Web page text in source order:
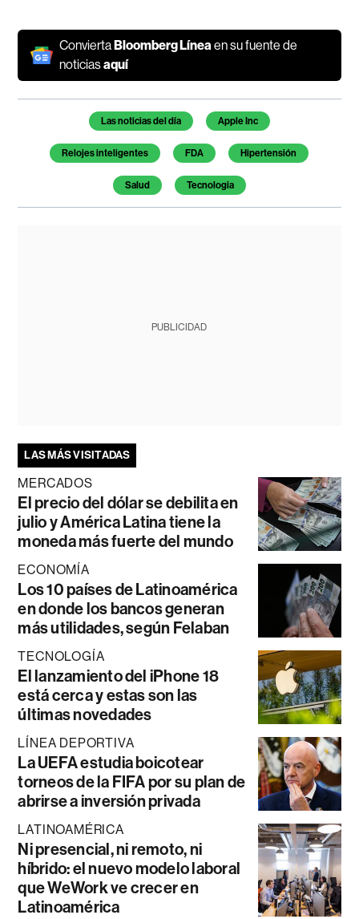
ConviertaBloomberg Líneaen su fuente de
noticiasaquí
Temas de este artículo
Las noticias del día Apple Inc
Relojes inteligentes FDA Hipertensión
Salud Tecnologia
PUBLICIDAD
LAS MÁS VISITADAS
MERCADOS
El precio del dólar se debilita en
julio y América Latina tiene la
moneda más fuerte del mundo
ECONOMÍA
Los 10 países de Latinoamérica
en donde los bancos generan
más utilidades, según Felaban
TECNOLOGÍA
El lanzamiento del iPhone 18
está cerca y estas son las
últimas novedades
LÍNEA DEPORTIVA
La UEFA estudia boicotear
torneos de la FIFA por su plan de
abrirse a inversión privada
LATINOAMÉRICA
Ni presencial, ni remoto, ni
híbrido: el nuevo modelo laboral
que WeWork ve crecer en
Latinoamérica